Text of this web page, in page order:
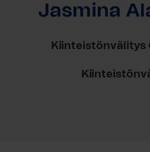
Jasmina
Kiinteistönvälitys